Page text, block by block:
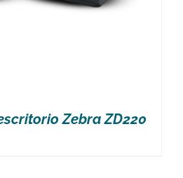
Zebra ZD220